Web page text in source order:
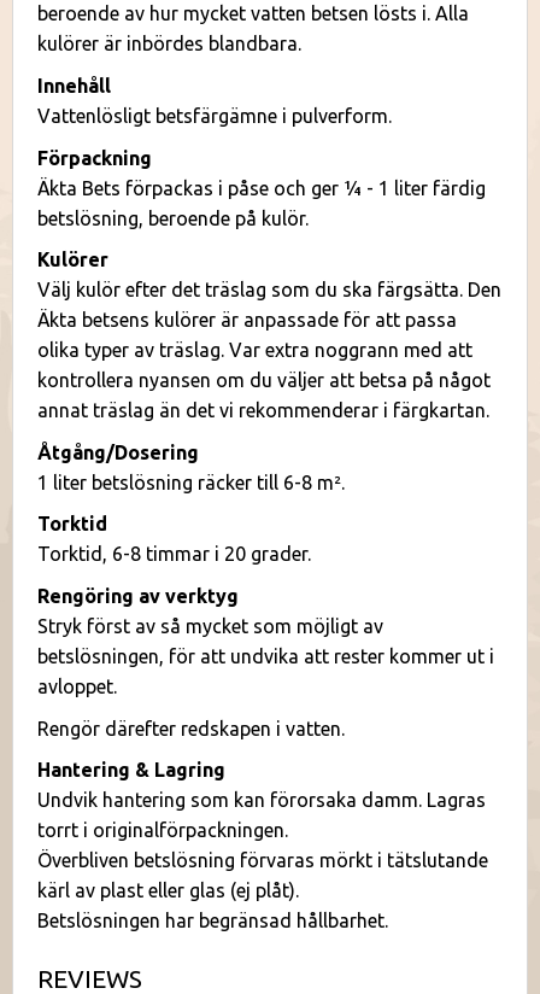
beroende av hur mycket vatten betsen lösts i. Alla
kulörer är inbördes blandbara.
Innehåll
Vattenlösligt betsfärgämne i pulverform.
Förpackning
Äkta Bets förpackas i påse och ger ¼ - 1 liter färdig
betslösning, beroende på kulör.
Kulörer
Välj kulör efter det träslag som du ska färgsätta. Den
Äkta betsens kulörer är anpassade för att passa
olika typer av träslag. Var extra noggrann med att
kontrollera nyansen om du väljer att betsa på något
annat träslag än det vi rekommenderar i färgkartan.
Åtgång/Dosering
1 liter betslösning räcker till 6-8 m².
Torktid
Torktid, 6-8 timmar i 20 grader.
Rengöring av verktyg
Stryk först av så mycket som möjligt av
betslösningen, för att undvika att rester kommer ut i
avloppet.
Rengör därefter redskapen i vatten.
Hantering & Lagring
Undvik hantering som kan förorsaka damm. Lagras
torrt i originalförpackningen.
Överbliven betslösning förvaras mörkt i tätslutande
kärl av plast eller glas (ej plåt).
Betslösningen har begränsad hållbarhet.
REVIEWS